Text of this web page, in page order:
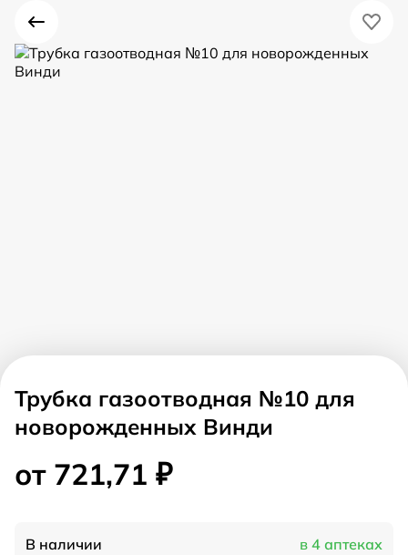
Трубка газоотводная №10 для
новорожденных Винди
от 721,71 ₽
В наличии в 4 аптеках